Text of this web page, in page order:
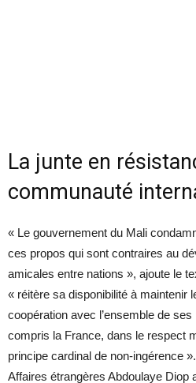
La junte en
communauté
« Le gouvernement du Mali
ces propos qui sont contraires au
amicales entre nations », ajoute le
« réitère sa disponibilité à maintenir
coopération avec l’ensemble de
compris la France, dans le respect
principe cardinal de non-ingérence
Affaires étrangères Abdoulaye Diop